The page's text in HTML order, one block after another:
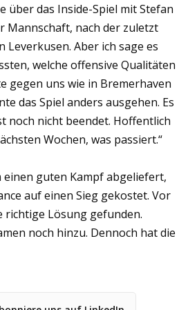
über das Inside-Spiel mit Stefan
Mannschaft, nach der zuletzt
Aber ich sage es
welche offensive Qualitäten
gegen uns wie in Bremerhaven
das Spiel anders ausgehen. Es
noch nicht beendet. Hoffentlich
Wochen, was passiert.“
einen guten Kampf abgeliefert,
auf einen Sieg gekostet. Vor
richtige Lösung gefunden.
noch hinzu. Dennoch hat die